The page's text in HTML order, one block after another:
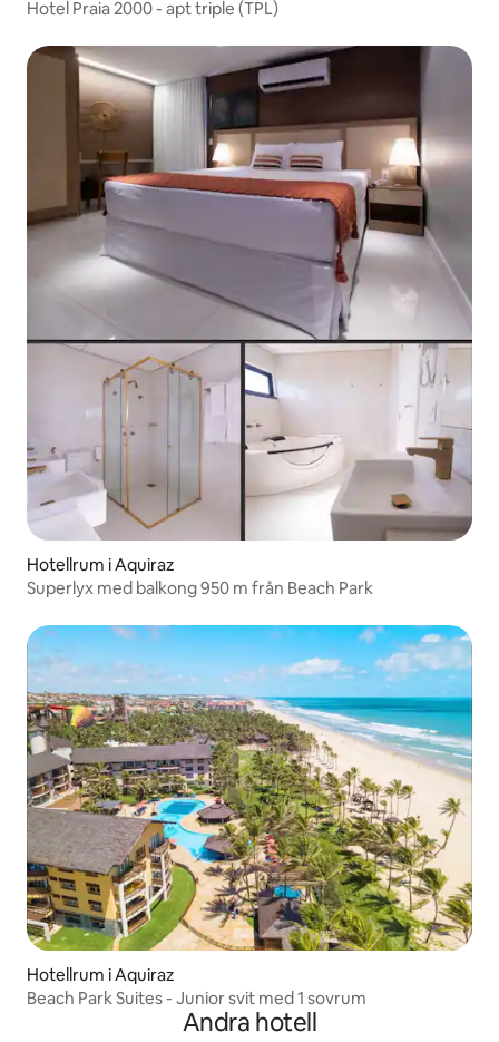
Hotel Praia 2000 - apt triple (TPL)
Hotellrum i Aquiraz
Superlyx med balkong 950 m från Beach Park
Hotellrum i Aquiraz
Beach Park Suites - Junior svit med 1 sovrum
Andra hotell